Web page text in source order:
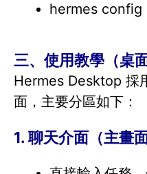
hermes config
三、使用教學（桌
Hermes Desktop 採
面，主要分區如下：
1. 聊天介面（主畫面